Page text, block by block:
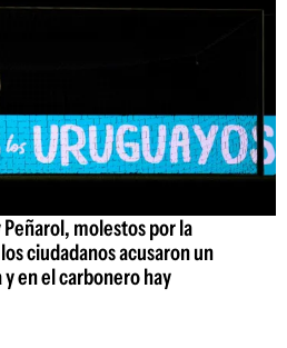
molestos por la
ciudadanos acusaron un
en el carbonero hay